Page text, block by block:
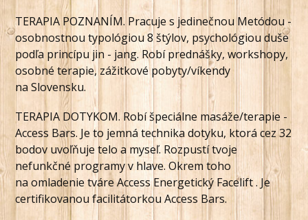
TERAPIA POZNANÍM. Pracuje s jedinečnou Metódou -
osobnostnou typológiou 8 štýlov, psychológiou duše
podľa princípu jin - jang. Robí prednášky, workshopy,
osobné terapie, zážitkové pobyty/víkendy
na Slovensku.
TERAPIA DOTYKOM. Robí špeciálne masáže/terapie -
Access Bars. Je to jemná technika dotyku, ktorá cez 32
bodov uvoľňuje telo a myseľ. Rozpustí tvoje
nefunkčné programy v hlave. Okrem toho
na omladenie tváre Access Energetický Facelift . Je
certifikovanou facilitátorkou Access Bars.